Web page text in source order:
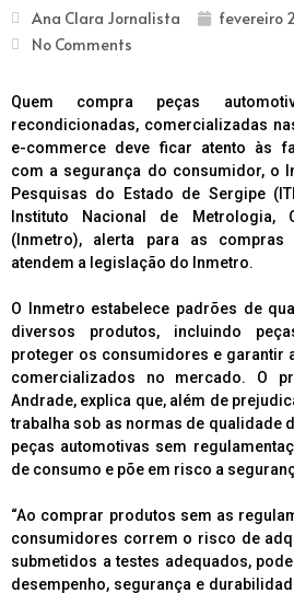
Ana Clara Jornalista fevereiro
No Comments
Quem compra peças
recondicionadas, comercializadas
e-commerce deve ficar atento às
com a segurança do consumidor, o
Pesquisas do Estado de Sergipe
Instituto Nacional de Metrologia,
(Inmetro), alerta para as
atendem a legislação do Inmetro.
O Inmetro estabelece padrões de
diversos produtos, incluindo
proteger os consumidores e garantir
comercializados no mercado. O
Andrade, explica que, além de
trabalha sob as normas de qualidade
peças automotivas sem
de consumo e põe em risco a
“Ao comprar produtos sem as
consumidores correm o risco de
submetidos a testes adequados,
desempenho, segurança e